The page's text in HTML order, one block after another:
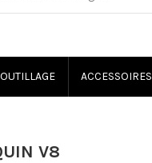
OUTILLAGE ACCESSOIRES
V8